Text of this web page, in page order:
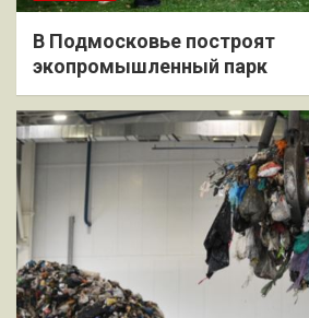
В Подмосковье построят
экопромышленный парк